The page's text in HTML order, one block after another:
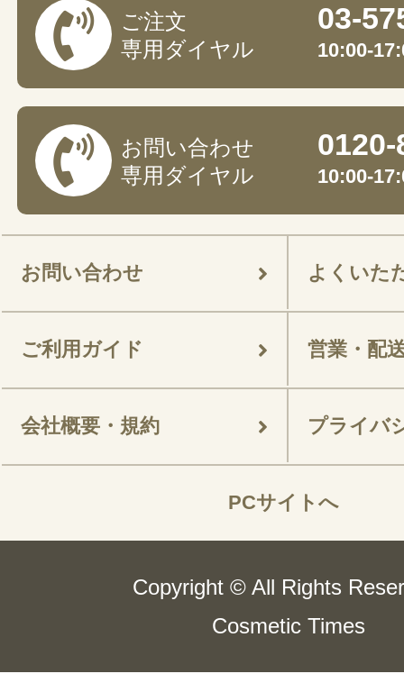
ご注文
専用ダイヤル
03-
10:00-
お問い合わせ
専用ダイヤル
10:00-
お問い合わせ よくいた
ご利用ガイド 営業・配
会社概要・規約 プライバ
PCサイトへ
Copyright © All Rights
Cosmetic Times